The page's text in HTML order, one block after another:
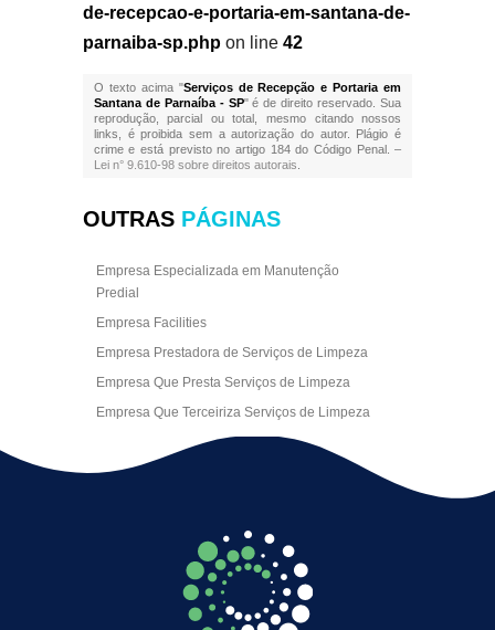
de-recepcao-e-portaria-em-santana-de-
parnaiba-sp.phpon line 42
O texto acima "Serviços de Recepção e Portaria em
Santana de Parnaíba - SP" é de direito reservado. Sua
reprodução, parcial ou total, mesmo citando nossos
links, é proibida sem a autorização do autor. Plágio é
crime e está previsto no artigo 184 do Código Penal. –
Lei n° 9.610-98 sobre direitos autorais
OUTRAS PÁGINAS
Empresa Especializada em Manutenção
Predial
Empresa Facilities
Empresa Prestadora de Serviços de Limpeza
Empresa Que Presta Serviços de Limpeza
Empresa Que Terceiriza Serviços de Limpeza
Empresa Terceirizada de Portaria
Empresa de Facilities
Empresa de Limpeza Empresarial
Empresa de Limpeza Predial
Empresa de Limpeza Predial Terceirizada
Empresa de Limpeza de Escritório